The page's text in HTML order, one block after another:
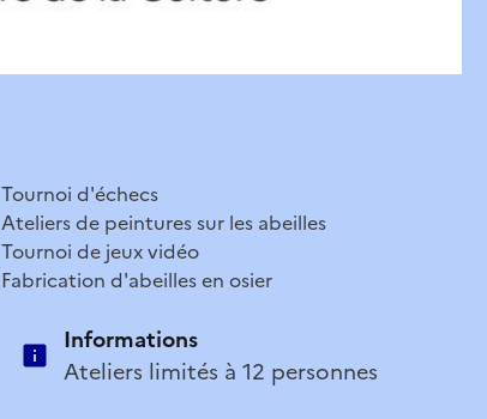
Tournoi d'échecs
Ateliers de peintures sur les abeilles
Tournoi de jeux vidéo
Fabrication d'abeilles en osier
Informations
Ateliers limités à 12 personnes